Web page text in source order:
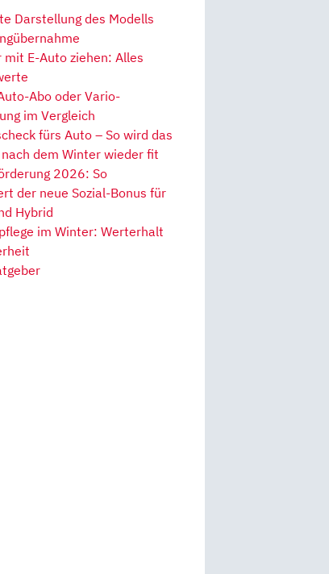
Darstellung des Modells
mit E-Auto ziehen: Alles
Abo oder Vario-
im Vergleich
fürs Auto – So wird das
nach dem Winter wieder fit
2026: So
der neue Sozial-Bonus für
Hybrid
im Winter: Werterhalt